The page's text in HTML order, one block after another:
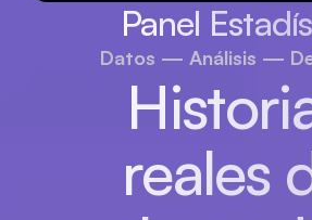
reales
Panel
Datos — Análisis —